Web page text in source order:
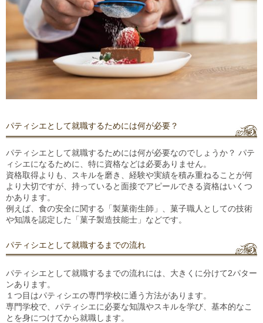
パティシエとして就職するためには何が必要？
パティシエとして就職するためには何が必要なのでしょうか？ パテ
ィシエになるために、特に資格などは必要ありません。
資格取得よりも、スキルを磨き、経験や実績を積み重ねることが何
より大切ですが、持っていると面接でアピールできる資格はいくつ
かあります。
例えば、食の安全に関する「製菓衛生師」、菓子職人としての技術
や知識を認定した「菓子製造技能士」などです。
パティシエとして就職するまでの流れ
パティシエとして就職するまでの流れには、大きくに分けて2パター
ンあります。
１つ目はパティシエの専門学校に通う方法があります。
専門学校で、パティシエに必要な知識やスキルを学び、基本的なこ
とを身につけてから就職します。